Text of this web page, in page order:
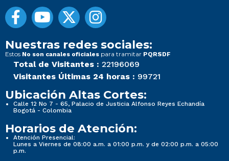
Nuestras redes sociales:
Estos No son canales oficiales para tramitar PQRSDF
Total de Visitantes : 22196069
Visitantes Últimas 24 horas : 99721
Ubicación Altas Cortes:
Calle 12 No 7 - 65, Palacio de Justicia Alfonso Reyes Echandía
Bogotá - Colombia
Horarios de Atención:
Atención Presencial:
Lunes a Viernes de 08:00 a.m. a 01:00 p.m. y de 02:00 p.m. a 05:00
p.m.